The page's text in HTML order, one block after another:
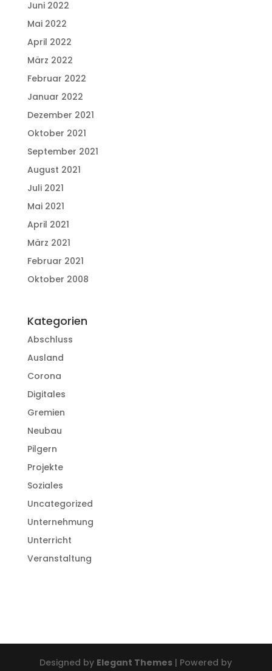
Juni 2022
Mai 2022
April 2022
März 2022
Februar 2022
Januar 2022
Dezember 2021
Oktober 2021
September 2021
August 2021
Juli 2021
Mai 2021
April 2021
März 2021
Februar 2021
Oktober 2008
Kategorien
Abschluss
Ausland
Corona
Digitales
Gremien
Neubau
Pilgern
Projekte
Soziales
Uncategorized
Unternehmung
Unterricht
Veranstaltung
Designed by Elegant Themes | Powered by